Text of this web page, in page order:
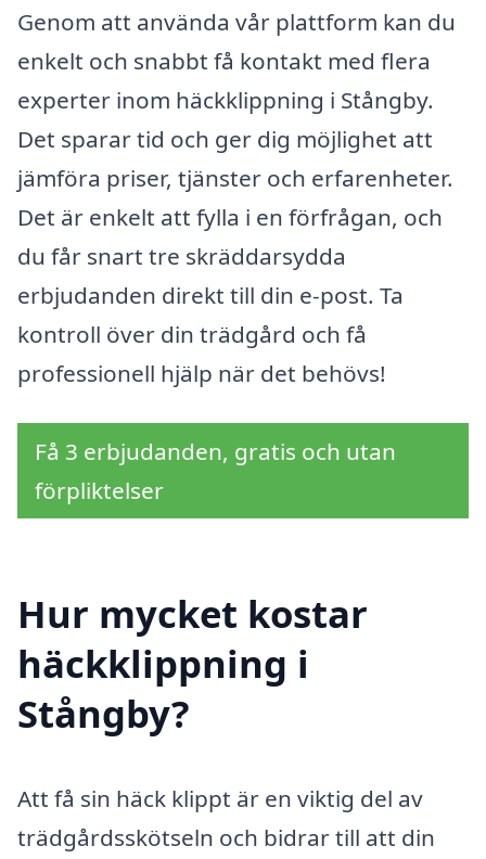
Genom att använda vår plattform kan du
enkelt och snabbt få kontakt med flera
experter inom häckklippning i Stångby.
Det sparar tid och ger dig möjlighet att
jämföra priser, tjänster och erfarenheter.
Det är enkelt att fylla i en förfrågan, och
du får snart tre skräddarsydda
erbjudanden direkt till din e-post. Ta
kontroll över din trädgård och få
professionell hjälp när det behövs!
Få 3 erbjudanden, gratis och utan
förpliktelser
Hur mycket kostar
häckklippning i
Stångby?
Att få sin häck klippt är en viktig del av
trädgårdsskötseln och bidrar till att din